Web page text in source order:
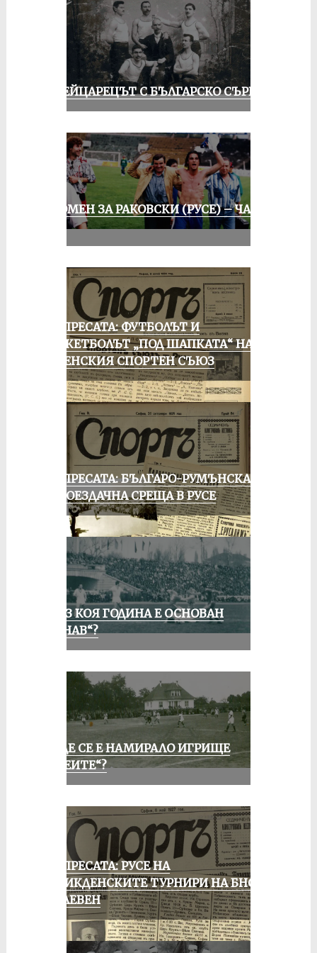
ШВЕЙЦАРЕЦЪТ С БЪЛГАРСКО СЪРЦЕ
СПОМЕН ЗА РАКОВСКИ (РУСЕ) – ЧАСТ
ОТ ПРЕСАТА: ФУТБОЛЪТ И
БАСКЕТБОЛЪТ „ПОД ШАПКАТА“ НА
РУСЕНСКИЯ СПОРТЕН СЪЮЗ
ОТ ПРЕСАТА: БЪЛГАРО-РУМЪНСКА
КОЛОЕЗДАЧНА СРЕЩА В РУСЕ
ПРЕЗ КОЯ ГОДИНА Е ОСНОВАН
„ДУНАВ“?
КЪДЕ СЕ Е НАМИРАЛО ИГРИЩЕ
„АЛЕИТЕ“?
ОТ ПРЕСАТА: РУСЕ НА
ВЕЛИКДЕНСКИТЕ ТУРНИРИ НА БНСФ
В ПЛЕВЕН